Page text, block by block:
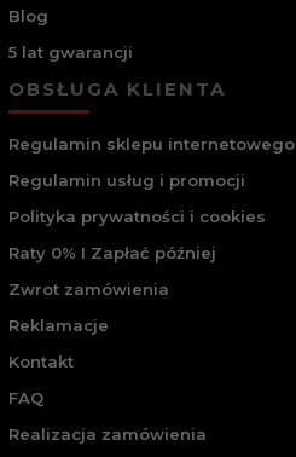
Blog
5 lat gwarancji
OBSŁUGA KLIENTA
Regulamin sklepu internetowego
Regulamin usług i promocji
Polityka prywatności i cookies
Raty 0% I Zapłać później
Zwrot zamówienia
Reklamacje
Kontakt
FAQ
Realizacja zamówienia